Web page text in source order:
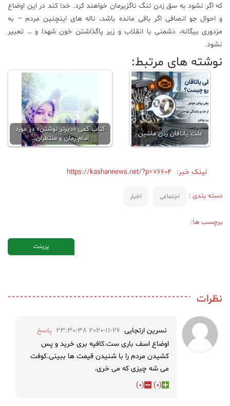
که اگر نشود به سق زدن لنگ ناگزیرمان خواهند کرد. خدا کند در این اوضاع
و احوال جو انصافی اگر باقی مانده باشد، ناله های اینچنین مردم – به
مزدوری بیگانه، دشمنی با انقلاب و زیر پاگذاشتن خون شهدا و … تعبیر
نشود.
نوشته های مرتبط:
علت یاتاقان زدن ماشین
کتاب کمی «دیرتر نوشتن» در مورد
امام زمان و منتظران…
لینک خبر: https://kashannews.net/?p=76604
دسته بندی : اجتماعی اخبار
برچسب ها:
پرینت
نظرات
نسرین ارتجایی 2020-11-26 23:30:38
پاسخ
اوضاع اسف باری ست.کافیه بری خرید و پس
کشیدن مردم را با شنیدن قیمت ها ببینی.کوفت
می شه چیزی که می خری.
(
0
)
(
0
)